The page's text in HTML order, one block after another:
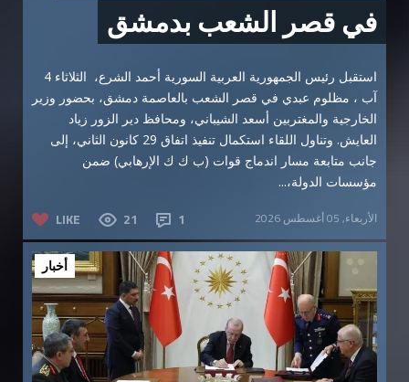
في قصر الشعب بدمشق
استقبل رئيس الجمهورية العربية السورية أحمد الشرع، الثلاثاء 4
آب ، مظلوم عبدي في قصر الشعب بالعاصمة دمشق، بحضور وزير
الخارجية والمغتربين أسعد الشيباني، ومحافظ دير الزور زياد
العايش. وتناول اللقاء استكمال تنفيذ اتفاق 29 كانون الثاني، إلى
جانب متابعة مسار اندماج قوات (ب ك ك الإرهابي) ضمن
مؤسسات الدولة،...
LIKE 21 1 الأربعاء, 05 أغسطس 2026
أخبار